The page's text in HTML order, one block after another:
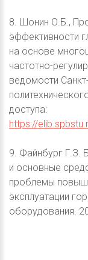
8. Шонин О.Б.,
эффективности
на основе
частотно-
ведомости
доступа:
https://
9. Файнбург Г.З.
и основные
проблемы
эксплуатации
оборудования.